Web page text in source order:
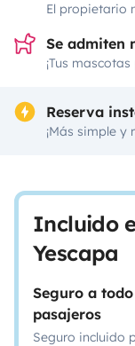
El propietario
Se admiten
¡Tus
Reserva
¡Más simple y
Incluido
Yescapa
Seguro a
pasajeros
Seguro incluido